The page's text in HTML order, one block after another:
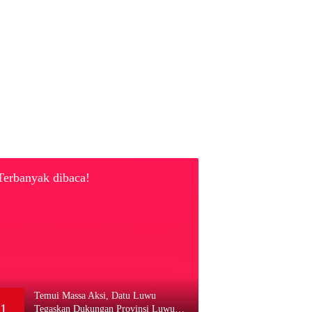
dibaca!
1
Temui Massa Aksi, Datu Luwu
Tegaskan Dukungan Provinsi Luwu